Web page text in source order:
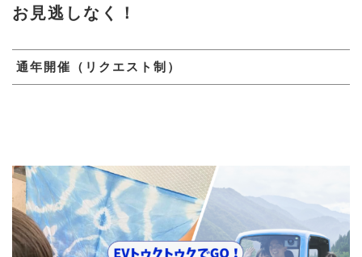
お見逃しなく！
通年開催（リクエスト制）